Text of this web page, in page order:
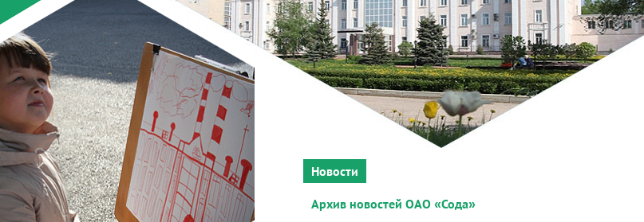
Новости
Архив новостей ОАО «Сода»